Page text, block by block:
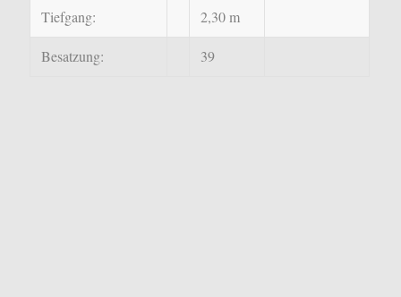
Tiefgang: 2,30 m
Besatzung: 39